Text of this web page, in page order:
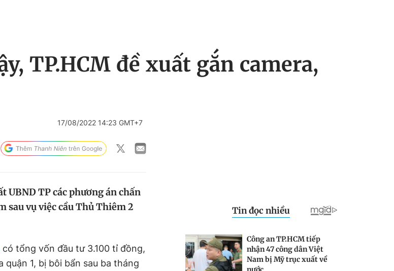
TP.HCM đề xuất gắn camera,
17/08/2022 14:23 GMT+7
UBND TP các phương án chấn
sau vụ việc cầu Thủ Thiêm 2
có tổng vốn đầu tư 3.100 tỉ đồng,
quận 1, bị bôi bẩn sau ba tháng